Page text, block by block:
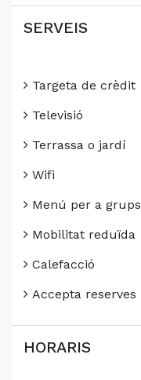
SERVEIS
Targeta de crèdit
Televisió
Terrassa o jardí
Wifi
Menú per a grups
Mobilitat reduïda
Calefacció
Accepta reserves
HORARIS